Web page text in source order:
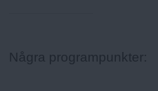
Fakta:
Några programpunkter: